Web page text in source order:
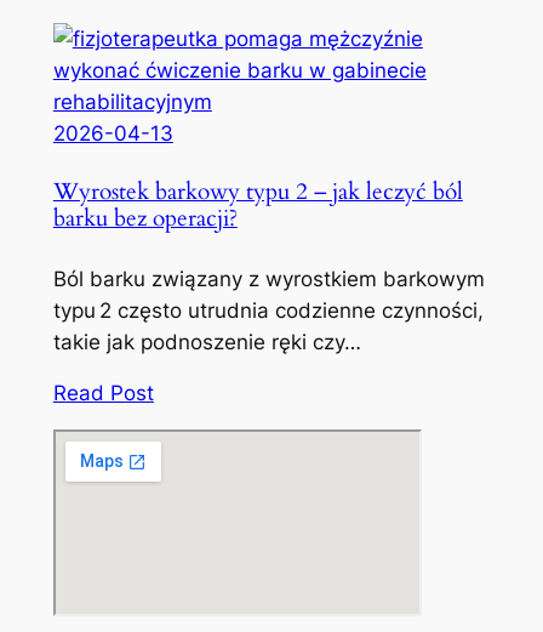
2026-04-13
Wyrostek barkowy typu 2 – jak leczyć ból
barku bez operacji?
Ból barku związany z wyrostkiem barkowym
typu 2 często utrudnia codzienne czynności,
takie jak podnoszenie ręki czy…
Read Post